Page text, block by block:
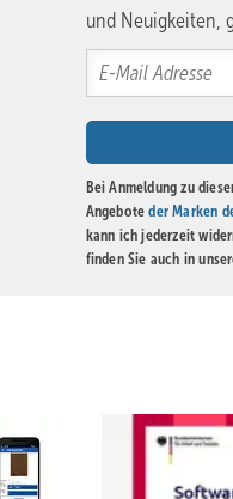
und Neuigkeiten,
Bei Anmeldung zu
Angeboteder Marken
kann ich jederzeit
finden Sie auch in